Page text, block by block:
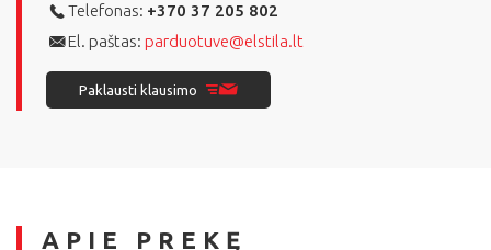
Telefonas: +370 37 205 802
El. paštas: parduotuve@elstila.lt
Paklausti klausimo
APIE PREKĘ